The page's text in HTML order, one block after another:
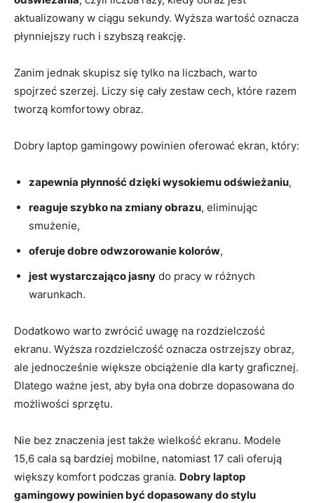
aktualizowany w ciągu sekundy. Wyższa wartość oznacza
płynniejszy ruch i szybszą reakcję.
Zanim jednak skupisz się tylko na liczbach, warto
spojrzeć szerzej. Liczy się cały zestaw cech, które razem
tworzą komfortowy obraz.
Dobry laptop gamingowy powinien oferować ekran, który:
zapewnia płynność dzięki wysokiemu odświeżaniu,
reaguje szybko na zmiany obrazu, eliminując
smużenie,
oferuje dobre odwzorowanie kolorów,
jest wystarczająco jasny do pracy w różnych
warunkach.
Dodatkowo warto zwrócić uwagę na rozdzielczość
ekranu. Wyższa rozdzielczość oznacza ostrzejszy obraz,
ale jednocześnie większe obciążenie dla karty graficznej.
Dlatego ważne jest, aby była ona dobrze dopasowana do
możliwości sprzętu.
Nie bez znaczenia jest także wielkość ekranu. Modele
15,6 cala są bardziej mobilne, natomiast 17 cali oferują
większy komfort podczas grania. Dobry laptop
gamingowy powinien być dopasowany do stylu